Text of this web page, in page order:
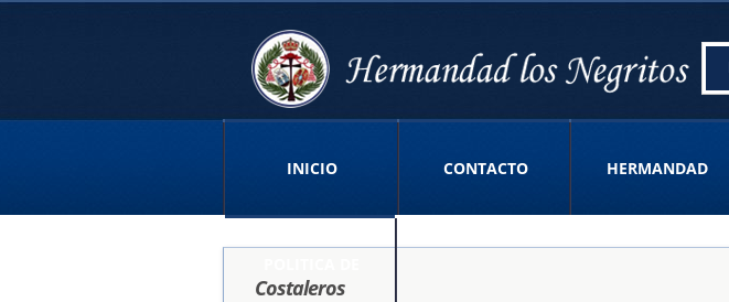
INICIO CONTACTO HERMANDAD
Costaleros